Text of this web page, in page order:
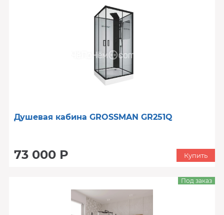
Душевая кабина GROSSMAN GR251Q
73 000 Р Купить
Под заказ